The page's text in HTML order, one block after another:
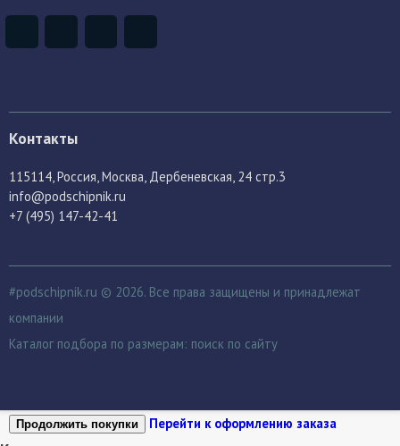
Контакты
115114 , Россия, Москва, Дербеневская, 24 стр.3
info@podschipnik.ru
+7 (495) 147-42-41
#podschipnik.ru © 2026. Все права защищены и принадлежат
компании
Каталог подбора по размерам: поиск по сайту
Продолжить покупки Перейти к оформлению заказа